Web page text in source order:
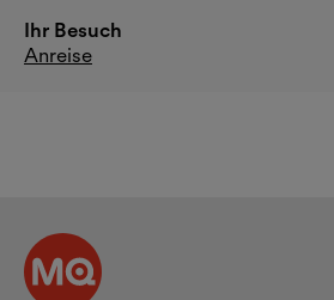
Ihr Besuch
Anreise